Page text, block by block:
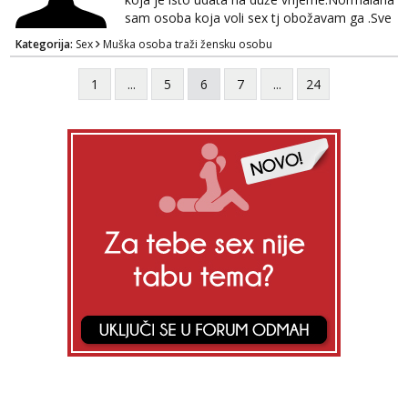
sam osoba koja voli sex tj obožavam ga .Sve
ostalo možemo srediti u hodu naravno
diskrecija mi je najvažnija.Prostor je moj
.Molim samo normalne osobe bez nekih
bonova zahtjeva i traženja novca sa bilo koje
Kategorija: Sex Muška osoba traži žensku osobu
1 ... 5 6 7 ... 24